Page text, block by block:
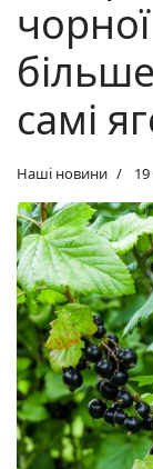
самі
Наші новини